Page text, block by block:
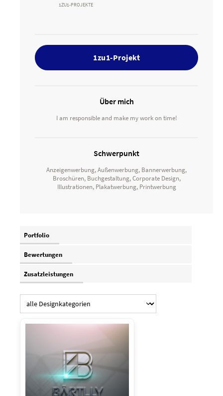
1ZU1-PROJEKTE
1zu1-Projekt
Über mich
I am responsible and make my work on time!
Schwerpunkt
Anzeigenwerbung, Außenwerbung, Bannerwerbung,
Broschüren, Buchgestaltung, Corporate Design,
Illustrationen, Plakatwerbung, Printwerbung
Portfolio
Bewertungen
Zusatzleistungen